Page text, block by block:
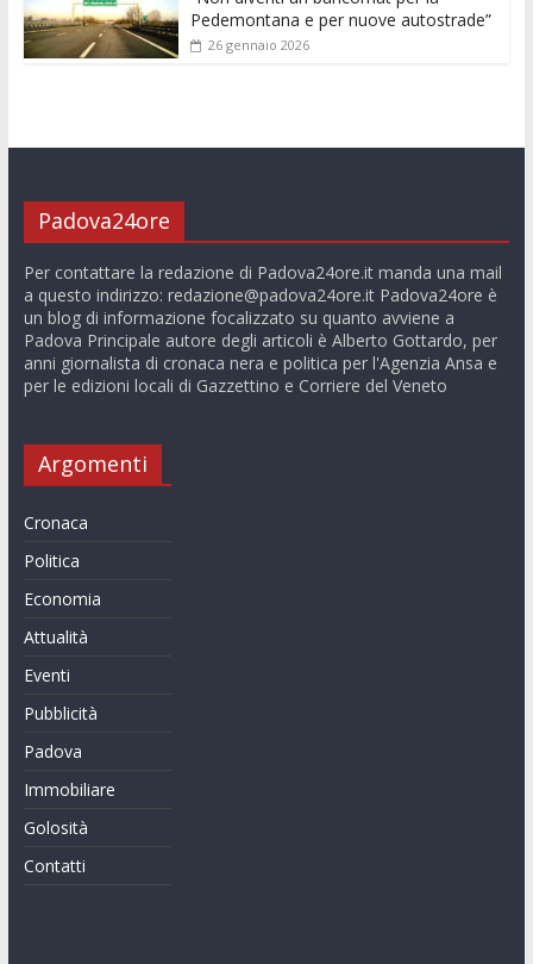
Pedemontana e per nuove autostrade”
26 gennaio 2026
Padova24ore
Per contattare la redazione di Padova24ore.it manda una mail
a questo indirizzo: redazione@padova24ore.itPadova24ore è
un blog di informazione focalizzato su quanto avviene a
Padova Principale autore degli articoli è Alberto Gottardo, per
anni giornalista di cronaca nera e politica per l'Agenzia Ansa e
per le edizioni locali di Gazzettino e Corriere del Veneto
Argomenti
Cronaca
Politica
Economia
Attualità
Eventi
Pubblicità
Padova
Immobiliare
Golosità
Contatti